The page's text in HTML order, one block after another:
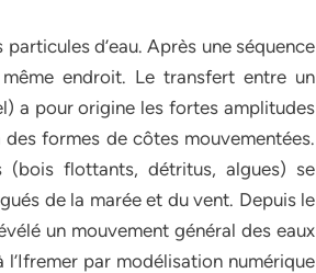
d’eau. Après une séquence
endroit. Le transfert entre un
a pour origine les fortes amplitudes
formes de côtes mouvementées.
(bois flottants, détritus, algues) se
de la marée et du vent. Depuis le
un mouvement général des eaux
par modélisation numérique